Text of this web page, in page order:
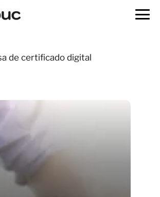
de certificado digital